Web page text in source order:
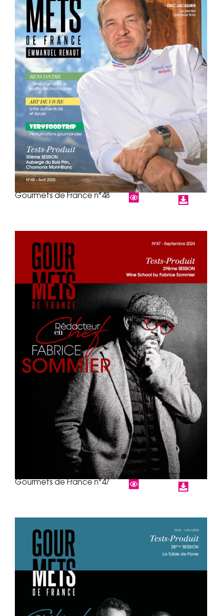
Gourmets de France n°48
Gourmets de France n°47